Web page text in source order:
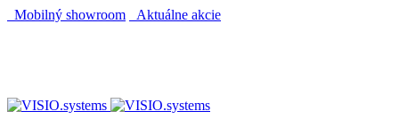
Mobilný showroom
Aktuálne akcie